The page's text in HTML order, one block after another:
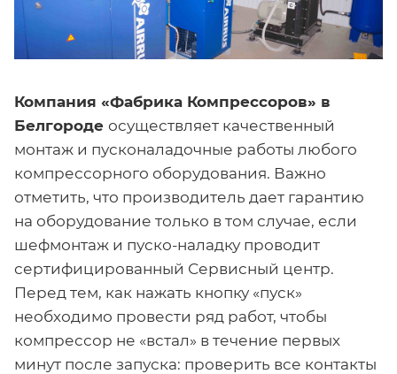
Компания «Фабрика Компрессоров» в
Белгороде осуществляет качественный
монтаж и пусконаладочные работы любого
компрессорного оборудования. Важно
отметить, что производитель дает гарантию
на оборудование только в том случае, если
шефмонтаж и пуско-наладку проводит
сертифицированный Сервисный центр.
Перед тем, как нажать кнопку «пуск»
необходимо провести ряд работ, чтобы
компрессор не «встал» в течение первых
минут после запуска: проверить все контакты